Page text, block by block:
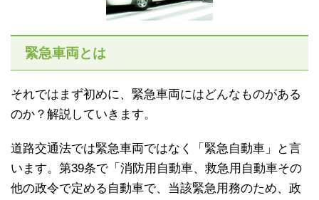
緊急車両とは
それではまず初めに、緊急車両にはどんなものがある
のか？解説していきます。
道路交通法では緊急車両ではなく「緊急自動車」と言
います。第39条で「消防用自動車、救急用自動車その
他の政令で定める自動車で、当該緊急用務のため、政